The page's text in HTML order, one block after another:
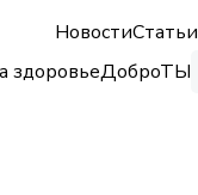
НовостиСтатьи
здоровьеДоброТЫ